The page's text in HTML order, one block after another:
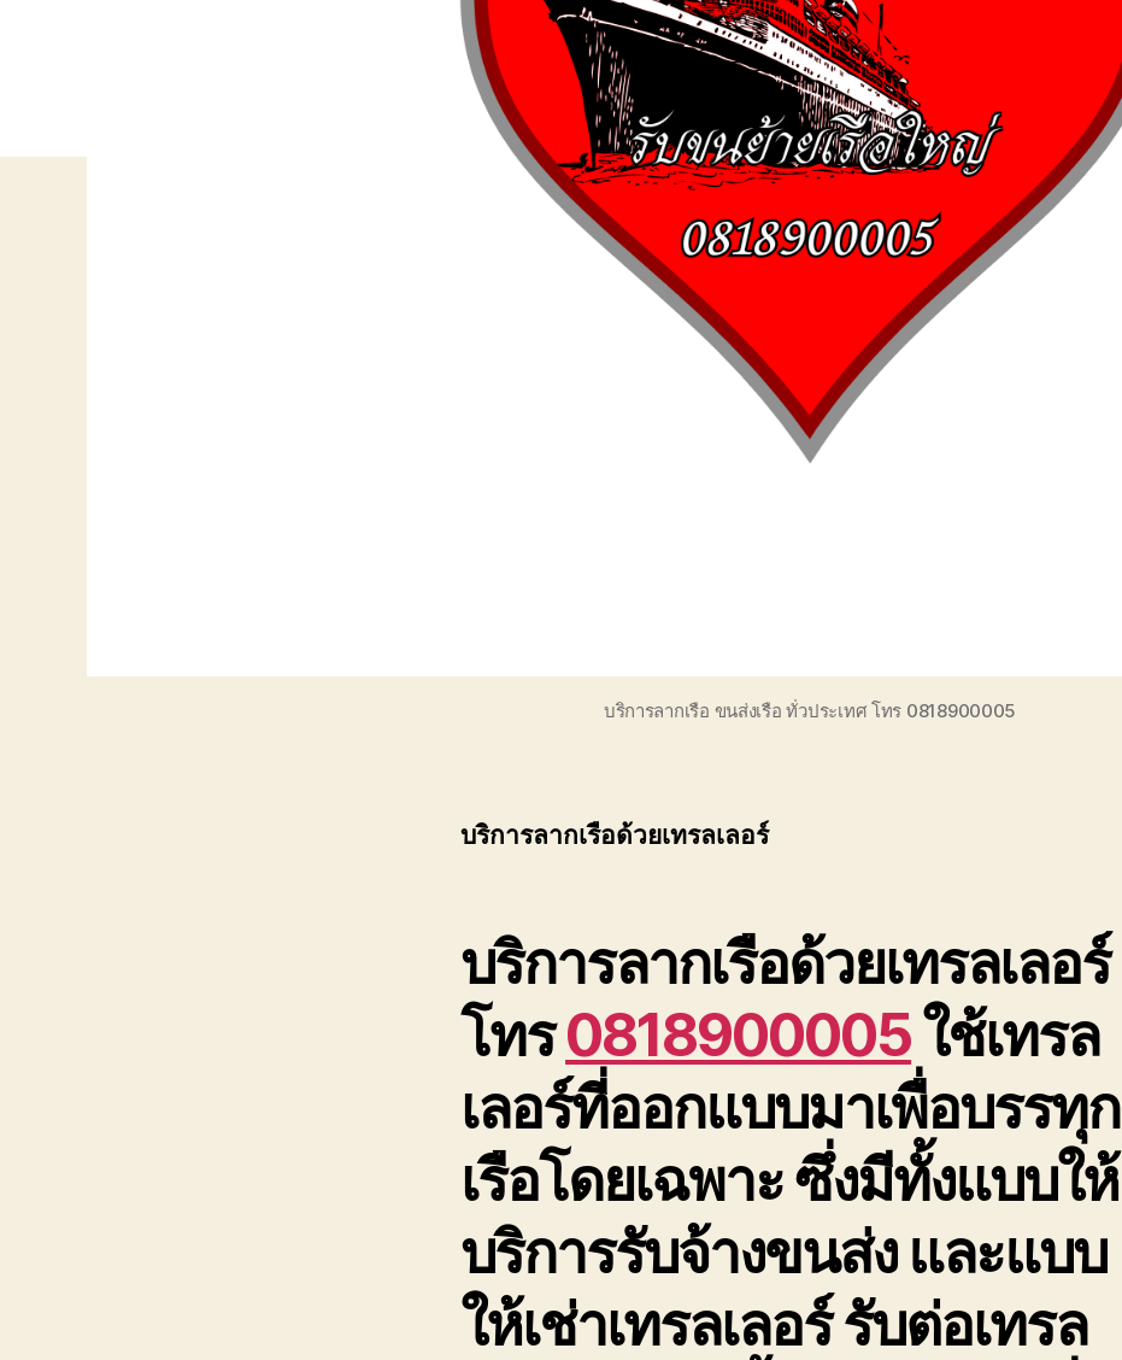
บริการลากเรือ ขนส่งเรือ ทั่วประเทศ โทร 0818900005
บริการลากเรือด้วยเทรลเลอร์
บริการลากเรือด้วยเทรลเลอร์
โทร0818900005ใช้เทรล
เลอร์ที่ออกแบบมาเพื่อบรรทุก
เรือโดยเฉพาะ ซึ่งมีทั้งแบบให้
บริการรับจ้างขนส่ง และแบบ
ให้เช่าเทรลเลอร์ รับต่อเทรล